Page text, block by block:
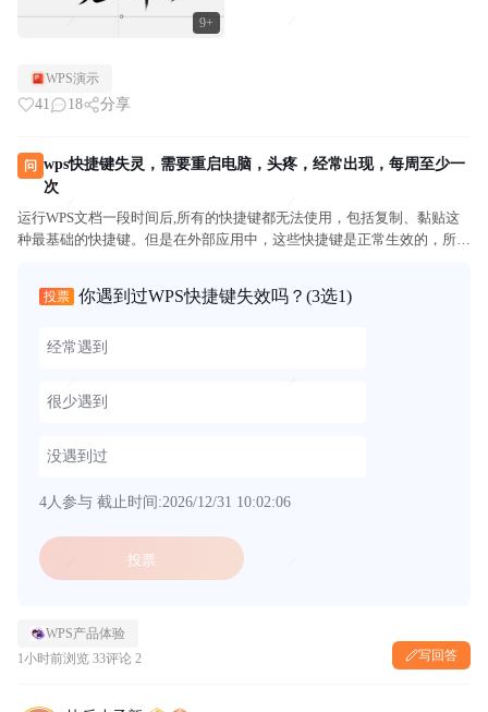
9+
WPS演示
41 18 分享
问 wps快捷键失灵，需要重启电脑，头疼，经常出现，每周至少一
次
运行WPS文档一段时间后,所有的快捷键都无法使用，包括复制、黏贴这
种最基础的快捷键。但是在外部应用中，这些快捷键是正常生效的，所以
够恢复正常一小段时间，使用后又会出现类似情况，一直这样!!!...
投票 你遇到过WPS快捷键失效吗？ (3选1)
经常遇到
很少遇到
没遇到过
4人参与 截止时间:2026/12/31 10:02:06
投票
WPS产品体验
1小时前浏览 33评论 2 写回答